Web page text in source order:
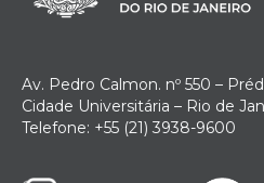
Av. Pedro Calmon. nº 550 –
Cidade Universitária – Rio de
Telefone: +55 (21) 3938-9600